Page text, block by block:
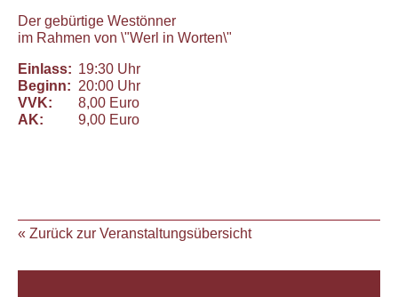
Der gebürtige Westönner
im Rahmen von \"Werl in Worten\"
Einlass: 19:30 Uhr
Beginn: 20:00 Uhr
VVK:
8,00 Euro
AK:
9,00 Euro
« Zurück zur Veranstaltungsübersicht